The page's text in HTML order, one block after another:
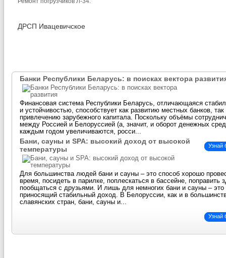
ДРСП Ивацевичское
Банки Республики Беларусь: в поисках вектора
Финансовая система Республики Беларусь, отличающаяся
и устойчивостью, способствует как развитию местных банков, так
привлечению зарубежного капитала. Поскольку объёмы
между Россией и Белоруссией (а, значит, и оборот денежных
каждым годом увеличиваются, росси...
Узнай
Бани, сауны и SPA: высокий доход от высокой
температуры
Для большинства людей бани и сауны – это способ хорошо
время, посидеть в парилке, поплескаться в бассейне, поправить
пообщаться с друзьями. И лишь для немногих бани и сауны – это
приносящий стабильный доход. В Белоруссии, как и в
славянских стран, бани, сауны и...
Узнай